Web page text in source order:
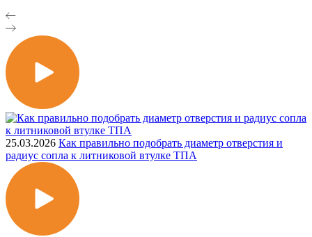
25.03.2026 Как правильно подобрать диаметр отверстия и
радиус сопла к литниковой втулке ТПА